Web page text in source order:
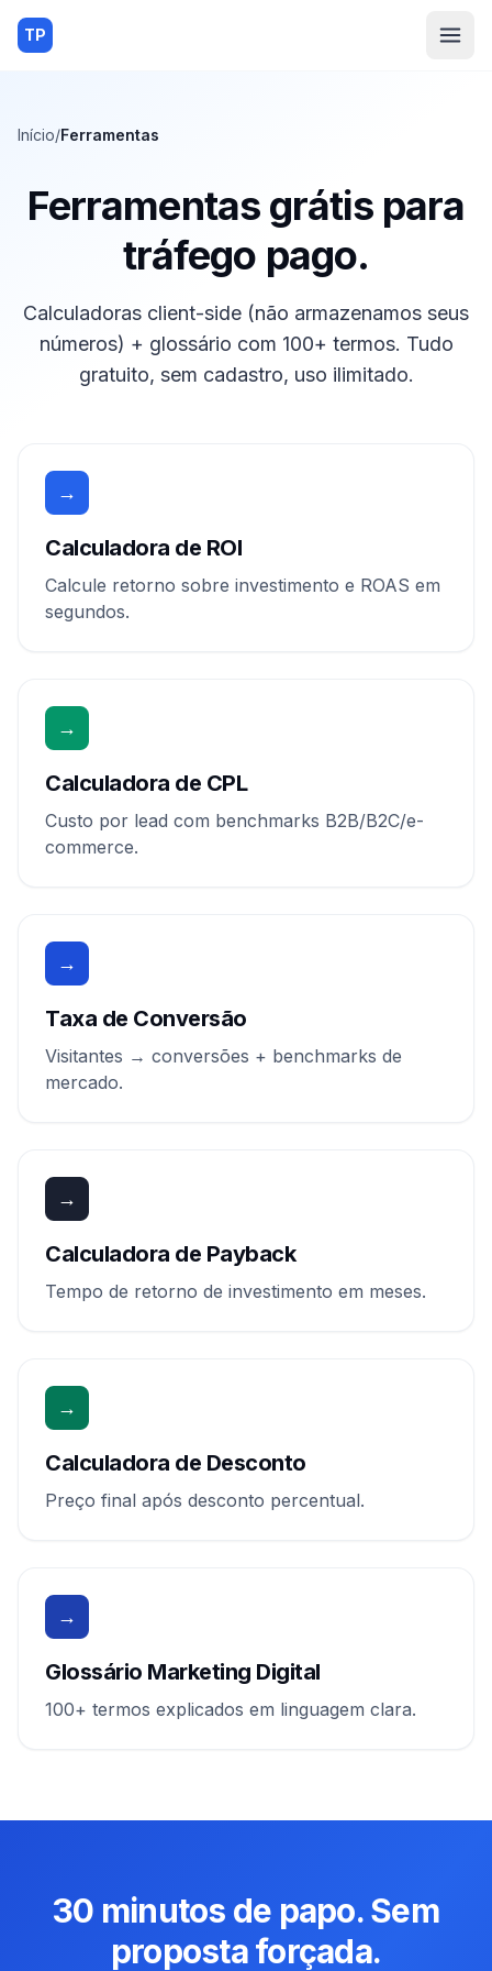
TP
Início/Ferramentas
Ferramentas grátis para
tráfego pago.
Calculadoras client-side (não armazenamos seus
números) + glossário com 100+ termos. Tudo
gratuito, sem cadastro, uso ilimitado.
→
Calculadora de ROI
Calcule retorno sobre investimento e ROAS em
segundos.
→
Calculadora de CPL
Custo por lead com benchmarks B2B/B2C/e-
commerce.
→
Taxa de Conversão
Visitantes → conversões + benchmarks de
mercado.
→
Calculadora de Payback
Tempo de retorno de investimento em meses.
→
Calculadora de Desconto
Preço final após desconto percentual.
→
Glossário Marketing Digital
100+ termos explicados em linguagem clara.
30 minutos de papo. Sem
proposta forçada.